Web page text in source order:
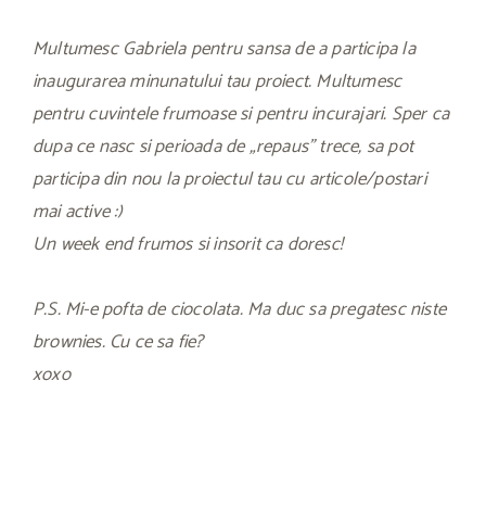
Multumesc Gabriela pentru sansa de a participa la
inaugurarea minunatului tau proiect. Multumesc
pentru cuvintele frumoase si pentru incurajari. Sper ca
dupa ce nasc si perioada de „repaus” trece, sa pot
participa din nou la proiectul tau cu articole/postari
mai active :)
Un week end frumos si insorit ca doresc!
P.S. Mi-e pofta de ciocolata. Ma duc sa pregatesc niste
brownies. Cu ce sa fie?
xoxo